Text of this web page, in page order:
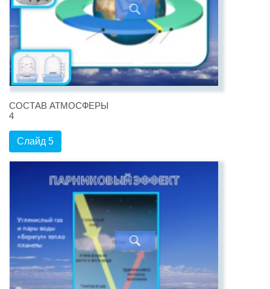
СОСТАВ АТМОСФЕРЫ
4
Слайд 5